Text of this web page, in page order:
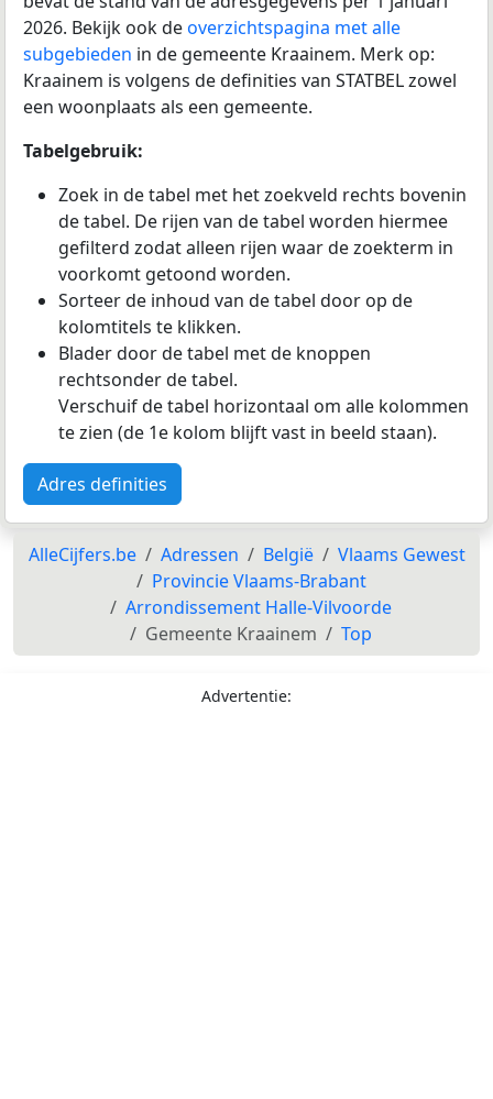
2026. Bekijk ook deoverzichtspagina met alle
subgebieden in de gemeente Kraainem. Merk op:
Kraainem is volgens de definities van STATBEL zowel
een woonplaats als een gemeente.
Tabelgebruik:
Zoek in de tabel met het zoekveld rechts bovenin
de tabel. De rijen van de tabel worden hiermee
gefilterd zodat alleen rijen waar de zoekterm in
voorkomt getoond worden.
Sorteer de inhoud van de tabel door op de
kolomtitels te klikken.
Blader door de tabel met de knoppen
rechtsonder de tabel.
Verschuif de tabel horizontaal om alle kolommen
te zien (de 1e kolom blijft vast in beeld staan).
Adres definities
AlleCijfers.be Adressen België
Vlaams Gewest
Provincie Vlaams-Brabant
Arrondissement Halle-Vilvoorde
Gemeente Kraainem
Top
Advertentie: